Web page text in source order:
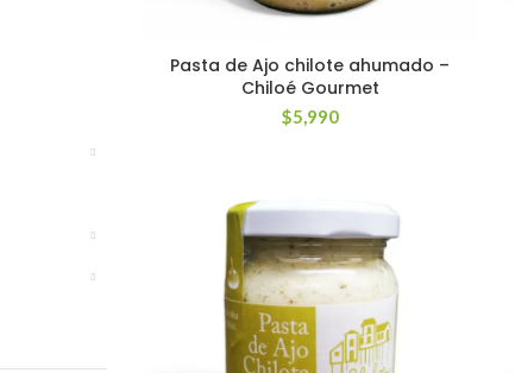
Pasta de Ajo chilote ahumado –
Chiloé Gourmet
$5,990